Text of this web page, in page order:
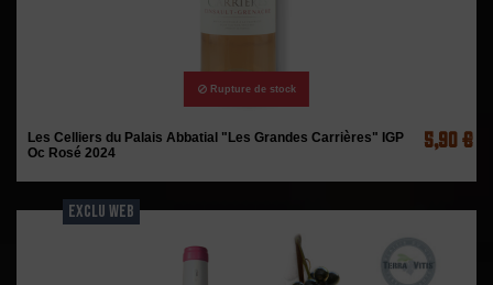
Rupture de stock
Les Celliers du Palais Abbatial "Les Grandes Carrières" IGP
Oc Rosé 2024
5,90 €
EXCLU WEB